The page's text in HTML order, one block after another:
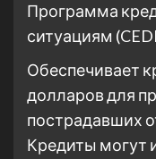
Программа
ситуациям
Обеспечивает
долларов для
пострадавших
Кредиты могут